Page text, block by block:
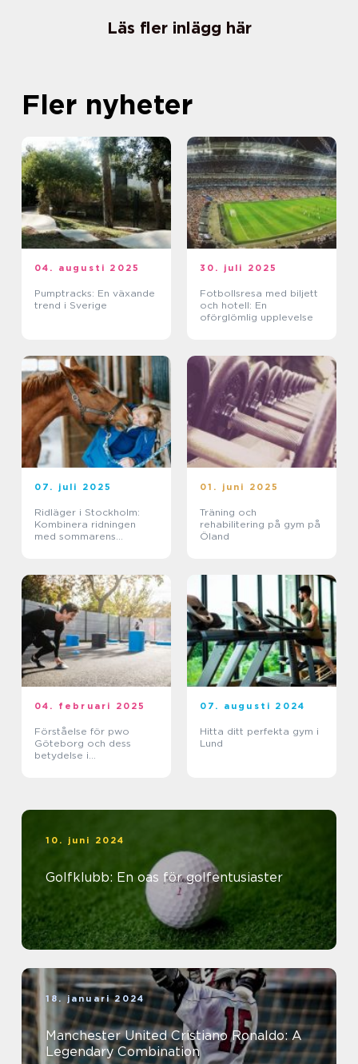
Läs fler inlägg här
Fler nyheter
04. augusti 2025
Pumptracks: En växande
trend i Sverige
30. juli 2025
Fotbollsresa med biljett
och hotell: En
oförglömlig upplevelse
07. juli 2025
Ridläger i Stockholm:
Kombinera ridningen
med sommarens
01. juni 2025
Träning och
rehabilitering på gym på
Öland
04. februari 2025
Förståelse för pwo
Göteborg och dess
betydelse i
07. augusti 2024
Hitta ditt perfekta gym i
Lund
10. juni 2024
Golfklubb: En oas för golfentusiaster
18. januari 2024
Manchester United Cristiano Ronaldo: A
Legendary Combination